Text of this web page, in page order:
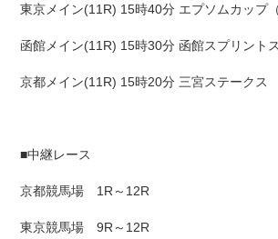
東京メイン(11R) 15時40分 エプソムカップ
函館メイン(11R) 15時30分 函館スプリント
京都メイン(11R) 15時20分 三宮ステークス
■中継レース
京都競馬場 1R～12R
東京競馬場 9R～12R